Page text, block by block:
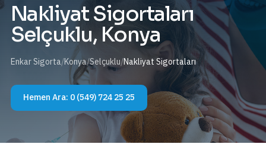
Nakliyat Sigortaları
Selçuklu, Konya
Enkar Sigorta/Konya/Selçuklu/Nakliyat Sigortaları
Hemen Ara: 0 (549) 724 25 25